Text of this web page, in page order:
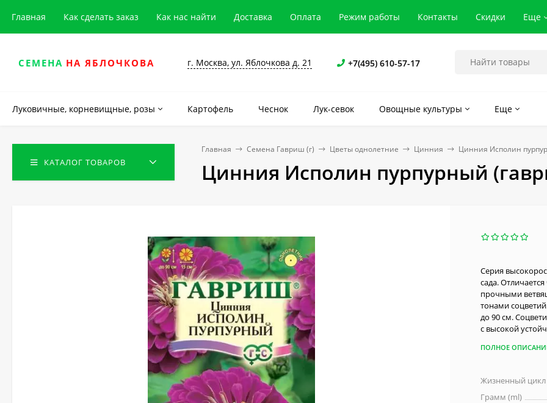
Главная Как сделать заказ Как нас найти Доставка Оплата Режим работы Контакты Скидки Еще
СЕМЕНА НА ЯБЛОЧКОВА г. Москва, ул. Яблочкова д. 21 +7(495) 610-57-17
Луковичные, корневищные, розы Картофель Чеснок Лук-севок Овощные культуры Еще
КАТАЛОГ ТОВАРОВ
Главная Семена Гавриш (г) Цветы однолетние Цинния Цинния Исполин
Цинния Исполин пурпурный
Серия
сада.
прочными
тонами
до 90 см.
с высокой
ПОЛНОЕ
Жизненный цикл
Грамм (ml)